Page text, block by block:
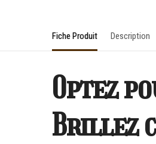
Fiche Produit Description
Optez
Brillez